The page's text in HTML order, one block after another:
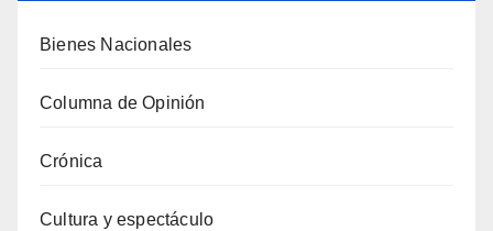
Bienes Nacionales
Columna de Opinión
Crónica
Cultura y espectáculo